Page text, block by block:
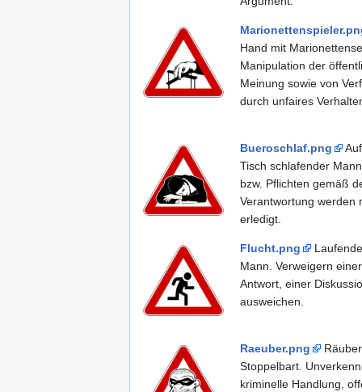
Hand mit
Manipulation der
Meinung sowie von
durch unfaires
Bueroschlaf.png
Tisch schlafender
bzw. Pflichten gemäß
Verantwortung werden
erledigt.
Flucht.png
Mann. Verweigern einer
Antwort, einer
ausweichen.
Raeuber.png
Stoppelbart.
kriminelle Handlung,